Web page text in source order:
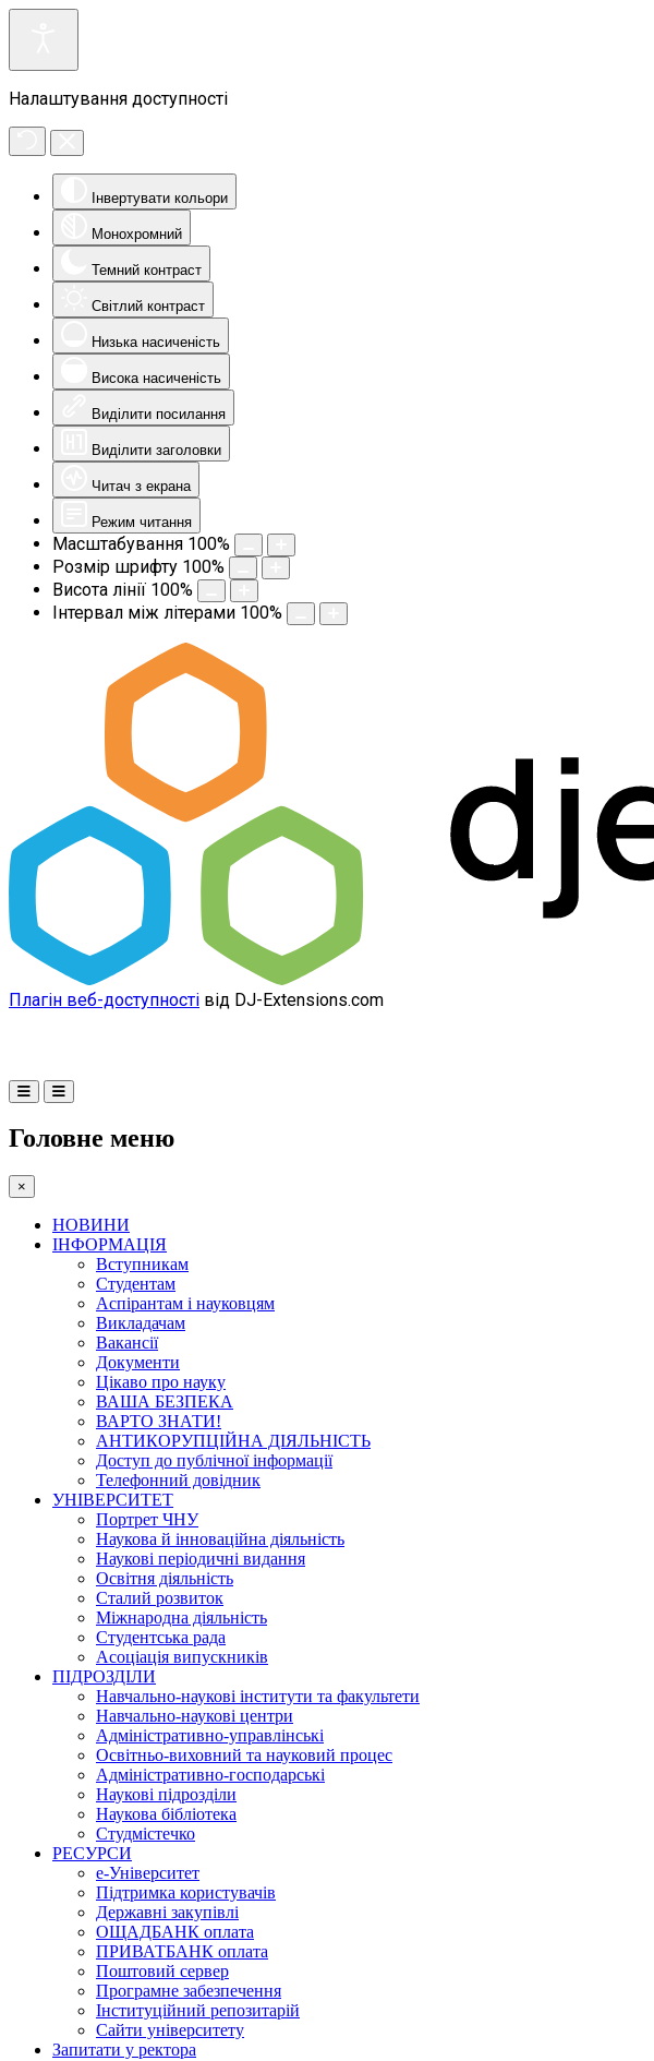
Налаштування доступності
Інвертувати кольори
Монохромний
Темний контраст
Світлий контраст
Низька насиченість
Висока насиченість
Виділити посилання
Виділити заголовки
Читач з екрана
Режим читання
Масштабування 100%
Розмір шрифту 100%
Висота лінії 100%
Інтервал між літерами 100%
Плагін веб-доступності від DJ-Extensions.com
Головне меню
×
НОВИНИ
ІНФОРМАЦІЯ
Вступникам
Студентам
Аспірантам і науковцям
Викладачам
Вакансії
Документи
Цікаво про науку
ВАША БЕЗПЕКА
ВАРТО ЗНАТИ!
АНТИКОРУПЦІЙНА ДІЯЛЬНІСТЬ
Доступ до публічної інформації
Телефонний довідник
УНІВЕРСИТЕТ
Портрет ЧНУ
Наукова й інноваційна діяльність
Наукові періодичні видання
Освітня діяльність
Сталий розвиток
Міжнародна діяльність
Студентська рада
Асоціація випускників
ПІДРОЗДІЛИ
Навчально-наукові інститути та факультети
Навчально-наукові центри
Адміністративно-управлінські
Освітньо-виховний та науковий процес
Адміністративно-господарські
Наукові підрозділи
Наукова бібліотека
Студмістечко
РЕСУРСИ
е-Університет
Підтримка користувачів
Державні закупівлі
ОЩАДБАНК оплата
ПРИВАТБАНК оплата
Поштовий сервер
Програмне забезпечення
Інституційний репозитарій
Сайти університету
Запитати у ректора